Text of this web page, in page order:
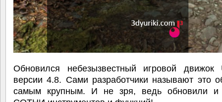
Обновился небезызвестный игровой
версии 4.8. Сами разработчики называют это
самым крупным. И не зря, ведь обновили и